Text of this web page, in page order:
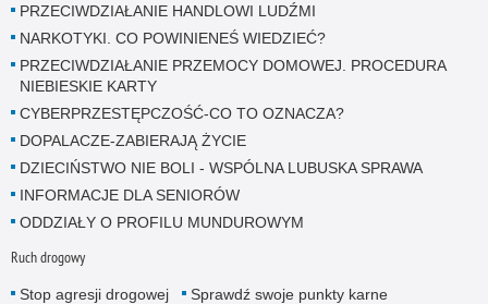
PRZECIWDZIAŁANIE HANDLOWI LUDŹMI
NARKOTYKI. CO POWINIENEŚ WIEDZIEĆ?
PRZECIWDZIAŁANIE PRZEMOCY DOMOWEJ. PROCEDURA
NIEBIESKIE KARTY
CYBERPRZESTĘPCZOŚĆ-CO TO OZNACZA?
DOPALACZE-ZABIERAJĄ ŻYCIE
DZIECIŃSTWO NIE BOLI - WSPÓLNA LUBUSKA SPRAWA
INFORMACJE DLA SENIORÓW
ODDZIAŁY O PROFILU MUNDUROWYM
Ruch drogowy
Stop agresji drogowej
Sprawdź swoje punkty karne